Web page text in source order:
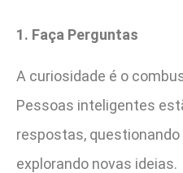
1. Faça Perguntas
A curiosidade é o
Pessoas inteligentes
respostas, questionando
explorando novas ideias.